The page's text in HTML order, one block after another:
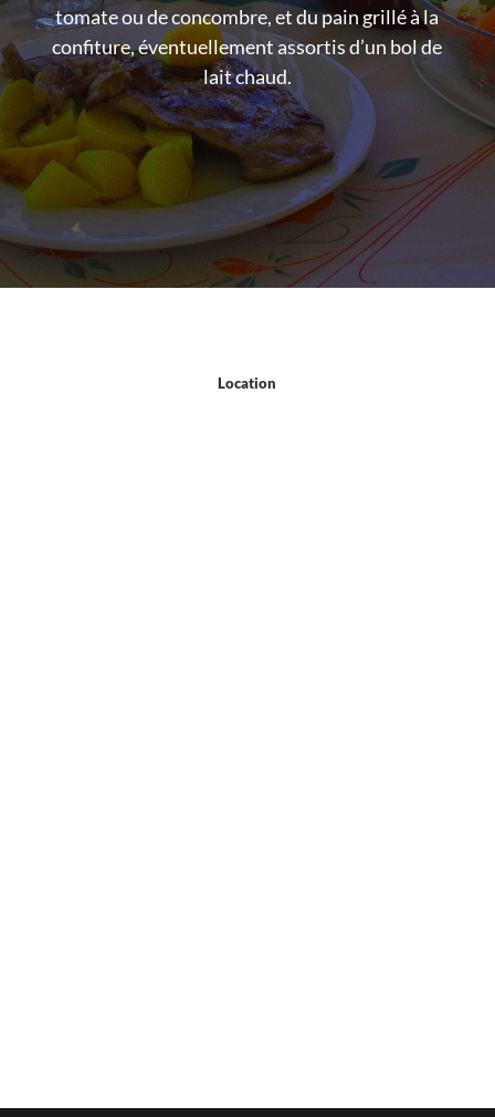
tomate ou de concombre, et du pain grillé à la
confiture, éventuellement assortis d’un bol de
lait chaud.
Location